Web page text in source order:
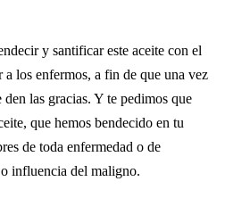
y santificar este aceite con el
a los enfermos, a fin de que una vez
las gracias. Y te pedimos que
que hemos bendecido en tu
de toda enfermedad o de
influencia del maligno.